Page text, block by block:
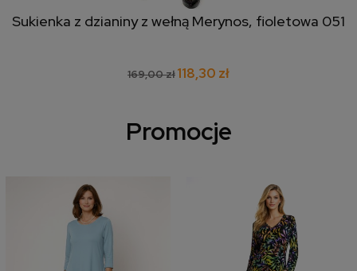
Sukienka z dzianiny z wełną Merynos, fioletowa 051
169,00 zł118,30 zł
Promocje